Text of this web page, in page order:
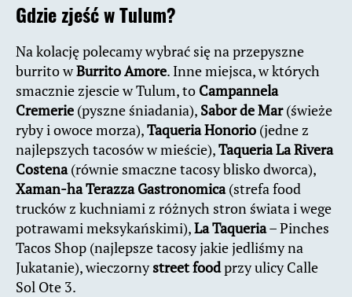
Gdzie zjeść w Tulum?
Na kolację polecamy wybrać się na przepyszne
burrito wBurrito Amore. Inne miejsca, w których
smacznie zjescie w Tulum, to Campannela
Cremerie (pyszne śniadania), Sabor de Mar(świeże
ryby i owoce morza),Taqueria Honorio (jedne z
najlepszych tacosów w mieście),Taqueria La Rivera
Costena(równie smaczne tacosy blisko dworca),
Xaman-ha Terazza Gastronomica(strefa food
trucków z kuchniami z różnych stron świata i wege
potrawami meksykańskimi),La Taqueria– Pinches
Tacos Shop (najlepsze tacosy jakie jedliśmy na
Jukatanie), wieczornystreet foodprzy ulicy Calle
Sol Ote 3.